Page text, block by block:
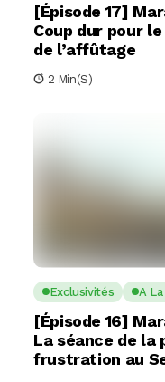
[Épisode 17]
Coup dur pour
de l’affûtage
2 Min(s)
Exclusivités A La
[Épisode 16]
La séance de la
frustration au